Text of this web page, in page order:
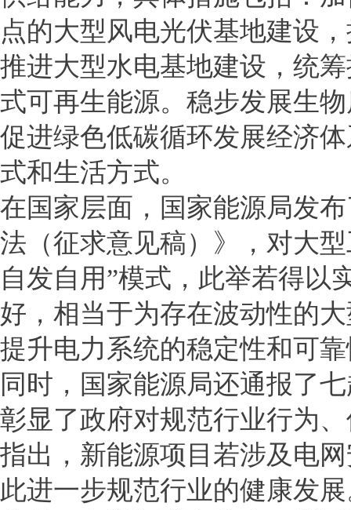
点的大型风电光伏基地建设
推进大型水电基地建设，统
式可再生能源。稳步发展生
促进绿色低碳循环发展经济
式和生活方式。
在国家层面，国家能源局发
法（征求意见稿）》，对大
自发自用”模式，此举若得以
好，相当于为存在波动性的
提升电力系统的稳定性和可
同时，国家能源局还通报了
彰显了政府对规范行业行为
指出，新能源项目若涉及电
此进一步规范行业的健康发